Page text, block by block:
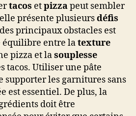
tacos etpizzapeut sembler
présente plusieursdéfis
des principaux obstacles est
équilibre entre latexture
pizza et lasouplesse
tacos. Utiliser une pâte
supporter les garnitures sans
est essentiel. De plus, la
doit être